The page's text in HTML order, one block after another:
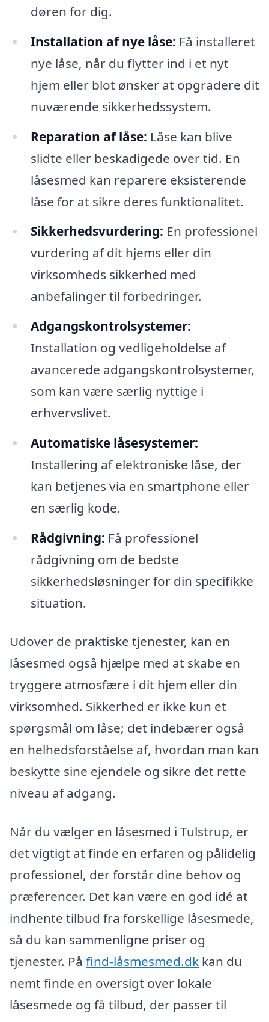
døren for dig.
Installation af nye låse: Få installeret
nye låse, når du flytter ind i et nyt
hjem eller blot ønsker at opgradere dit
nuværende sikkerhedssystem.
Reparation af låse: Låse kan blive
slidte eller beskadigede over tid. En
låsesmed kan reparere eksisterende
låse for at sikre deres funktionalitet.
Sikkerhedsvurdering: En professionel
vurdering af dit hjems eller din
virksomheds sikkerhed med
anbefalinger til forbedringer.
Adgangskontrolsystemer:
Installation og vedligeholdelse af
avancerede adgangskontrolsystemer,
som kan være særlig nyttige i
erhvervslivet.
Automatiske låsesystemer:
Installering af elektroniske låse, der
kan betjenes via en smartphone eller
en særlig kode.
Rådgivning: Få professionel
rådgivning om de bedste
sikkerhedsløsninger for din specifikke
situation.
Udover de praktiske tjenester, kan en
låsesmed også hjælpe med at skabe en
tryggere atmosfære i dit hjem eller din
virksomhed. Sikkerhed er ikke kun et
spørgsmål om låse; det indebærer også
en helhedsforståelse af, hvordan man kan
beskytte sine ejendele og sikre det rette
niveau af adgang.
Når du vælger en låsesmed i Tulstrup, er
det vigtigt at finde en erfaren og pålidelig
professionel, der forstår dine behov og
præferencer. Det kan være en god idé at
indhente tilbud fra forskellige låsesmede,
så du kan sammenligne priser og
tjenester. På find-låsmesmed.dk kan du
nemt finde en oversigt over lokale
låsesmede og få tilbud, der passer til